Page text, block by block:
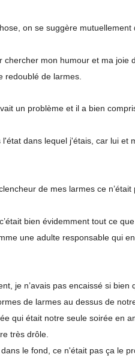
on se suggère mutuellement
chercher mon humour et ma joie
redoublé de larmes.
un problème et il a bien
dans lequel j'étais, car lui et
de mes larmes ce
bien évidemment tout ce que
une adulte responsable qui
je n’avais pas encaissé si bien
de larmes au dessus de
qui était notre seule soirée en
très drôle.
le fond, ce n'était pas ça le